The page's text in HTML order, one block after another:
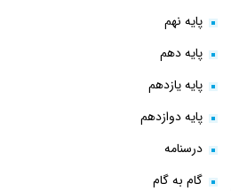
پایه نهم
پایه دهم
پایه یازدهم
پایه دوازدهم
درسنامه
گام به گام